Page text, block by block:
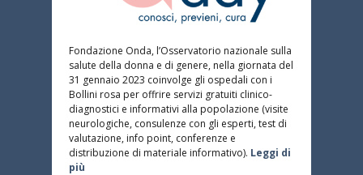
Fondazione Onda, l’Osservatorio nazionale sulla
salute della donna e di genere, nella giornata del
31 gennaio 2023 coinvolge gli ospedali con i
Bollini rosa per offrire servizi gratuiti clinico-
diagnostici e informativi alla popolazione (visite
neurologiche, consulenze con gli esperti, test di
valutazione, info point, conferenze e
distribuzione di materiale informativo). Leggi di
più